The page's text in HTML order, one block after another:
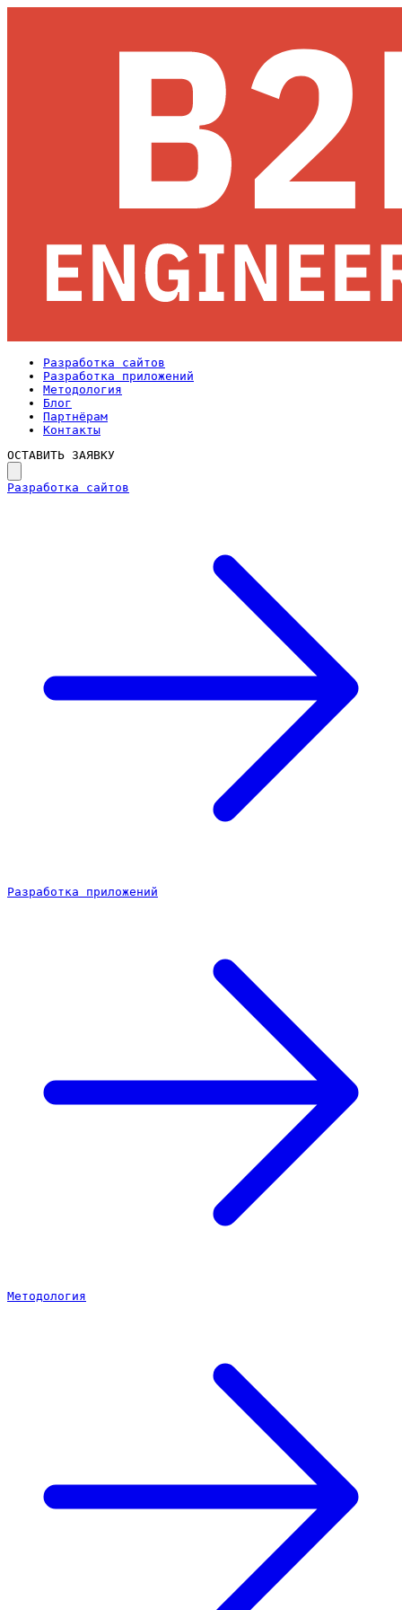
Разработка сайтов
Разработка приложений
Методология
Блог
Партнёрам
Контакты
ОСТАВИТЬ ЗАЯВКУ
Разработка сайтов
Разработка приложений
Методология